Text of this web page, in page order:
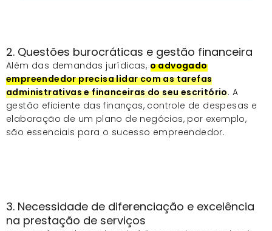
2. Questões burocráticas e gestão financeira
Além das demandas jurídicas, o advogado
empreendedor precisa lidar com as tarefas
administrativas e financeiras do seu escritório. A
gestão eficiente das finanças, controle de despesas e
elaboração de um plano de negócios, por exemplo,
são essenciais para o sucesso empreendedor.
3. Necessidade de diferenciação e excelência
na prestação de serviços